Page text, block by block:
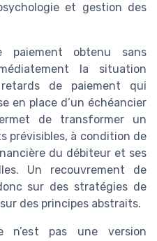
et gestion des
paiement obtenu sans
la situation
de paiement qui
en place d’un échéancier
de transformer un
prévisibles, à condition de
du débiteur et ses
Un recouvrement de
sur des stratégies de
des principes abstraits.
n’est pas une version